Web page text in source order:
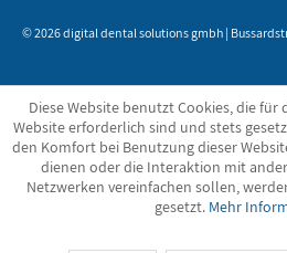
© 2026 digital dental solutions gmbh |
Diese Website benutzt Cookies, die
Website erforderlich sind und stets
den Komfort bei Benutzung dieser
dienen oder die Interaktion mit
Netzwerken vereinfachen sollen,
gesetzt. Mehr